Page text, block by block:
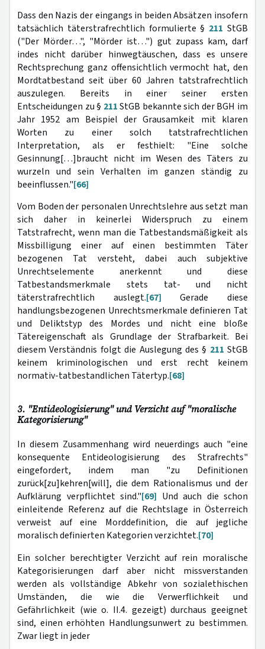
Dass den Nazis der eingangs in beiden Absätzen insofern
tatsächlich täterstrafrechtlich formulierte § 211 StGB
("Der Mörder…", "Mörder ist…") gut zupass kam, darf
indes nicht darüber hinwegtäuschen, dass es unsere
Rechtsprechung ganz offensichtlich vermocht hat, den
Mordtatbestand seit über 60 Jahren tatstrafrechtlich
auszulegen. Bereits in einer seiner ersten
Entscheidungen zu § 211StGB bekannte sich der BGH im
Jahr 1952 am Beispiel der Grausamkeit mit klaren
Worten zu einer solch tatstrafrechtlichen
Interpretation, als er festhielt: "Eine solche
Gesinnung[…]braucht nicht im Wesen des Täters zu
wurzeln und sein Verhalten im ganzen ständig zu
beeinflussen."[66]
Vom Boden der personalen Unrechtslehre aus setzt man
sich daher in keinerlei Widerspruch zu einem
Tatstrafrecht, wenn man die Tatbestandsmäßigkeit als
Missbilligung einer auf einen bestimmten Täter
bezogenen Tat versteht, dabei auch subjektive
Unrechtselemente anerkennt und diese
Tatbestandsmerkmale stets tat- und nicht
täterstrafrechtlich auslegt.[67] Gerade diese
handlungsbezogenen Unrechtsmerkmale definieren Tat
und Deliktstyp des Mordes und nicht eine bloße
Tätereigenschaft als Grundlage der Strafbarkeit. Bei
diesem Verständnis folgt die Auslegung des § 211 StGB
keinem kriminologischen und erst recht keinem
normativ-tatbestandlichen Tätertyp.[68]
3. "Entideologisierung" und Verzicht auf "moralische
Kategorisierung"
In diesem Zusammenhang wird neuerdings auch "eine
konsequente Entideologisierung des Strafrechts"
eingefordert, indem man "zu Definitionen
zurück[zu]kehren[will], die dem Rationalismus und der
Aufklärung verpflichtet sind."[69] Und auch die schon
einleitende Referenz auf die Rechtslage in Österreich
verweist auf eine Morddefinition, die auf jegliche
moralisch definierten Kategorien verzichtet.[70]
Ein solcher berechtigter Verzicht auf rein moralische
Kategorisierungen darf aber nicht missverstanden
werden als vollständige Abkehr von sozialethischen
Umständen, die wie die Verwerflichkeit und
Gefährlichkeit (wie o. II.4. gezeigt) durchaus geeignet
sind, einen erhöhten Handlungsunwert zu bestimmen.
Zwar liegt in jeder